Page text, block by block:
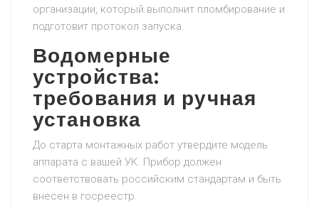
организации, который выполнит пломбирование и
подготовит протокол запуска.
Водомерные
устройства:
требования и ручная
установка
До старта монтажных работ утвердите модель
аппарата с вашей УК. Прибор должен
соответствовать российским стандартам и быть
внесен в госреестр.